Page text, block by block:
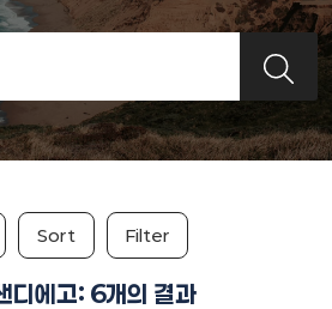
Sort Filter
디에고: 6개의 결과